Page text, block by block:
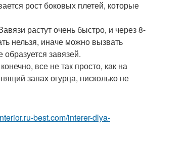
рост боковых плетей, которые
растут очень быстро, и через 8-
нельзя, иначе можно вызвать
завязей.
все не так просто, как на
запах огурца, нисколько не
best.com/interer-dlya-